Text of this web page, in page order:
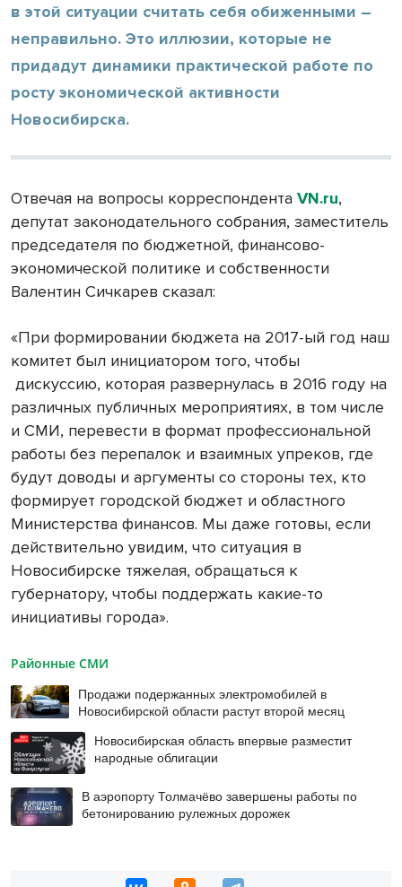
в этой ситуации считать себя обиженными –
неправильно. Это иллюзии, которые не
придадут динамики практической работе по
росту экономической активности
Новосибирска.
Отвечая на вопросы корреспондента VN.ru,
депутат законодательного собрания, заместитель
председателя по бюджетной, финансово-
экономической политике и собственности
Валентин Сичкарев сказал:
«При формировании бюджета на 2017-ый год наш
комитет был инициатором того, чтобы
дискуссию, которая развернулась в 2016 году на
различных публичных мероприятиях, в том числе
и СМИ, перевести в формат профессиональной
работы без перепалок и взаимных упреков, где
будут доводы и аргументы со стороны тех, кто
формирует городской бюджет и областного
Министерства финансов. Мы даже готовы, если
действительно увидим, что ситуация в
Новосибирске тяжелая, обращаться к
губернатору, чтобы поддержать какие-то
инициативы города».
Районные СМИ
Продажи подержанных электромобилей в
Новосибирской области растут второй месяц
Новосибирская область впервые разместит
народные облигации
В аэропорту Толмачёво завершены работы по
бетонированию рулежных дорожек